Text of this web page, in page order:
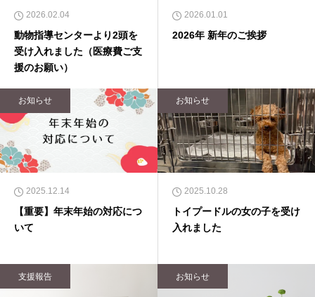
2026.02.04
動物指導センターより2頭を
受け入れました（医療費ご支
援のお願い）
2026.01.01
2026年 新年のご挨拶
お知らせ
2025.12.14
【重要】年末年始の対応につ
いて
お知らせ
2025.10.28
トイプードルの女の子を受け
入れました
支援報告 お知らせ